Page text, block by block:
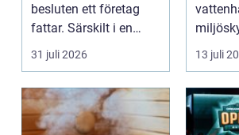
besluten ett företag
fattar. Särskilt i en
företagsintensi...
31 juli 2026 13 juli